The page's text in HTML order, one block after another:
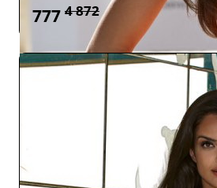
777 4 872